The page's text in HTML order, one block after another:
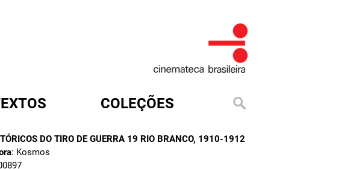
COLEÇÕES
DO TIRO DE GUERRA 19 RIO BRANCO, 1910-1912
: Kosmos